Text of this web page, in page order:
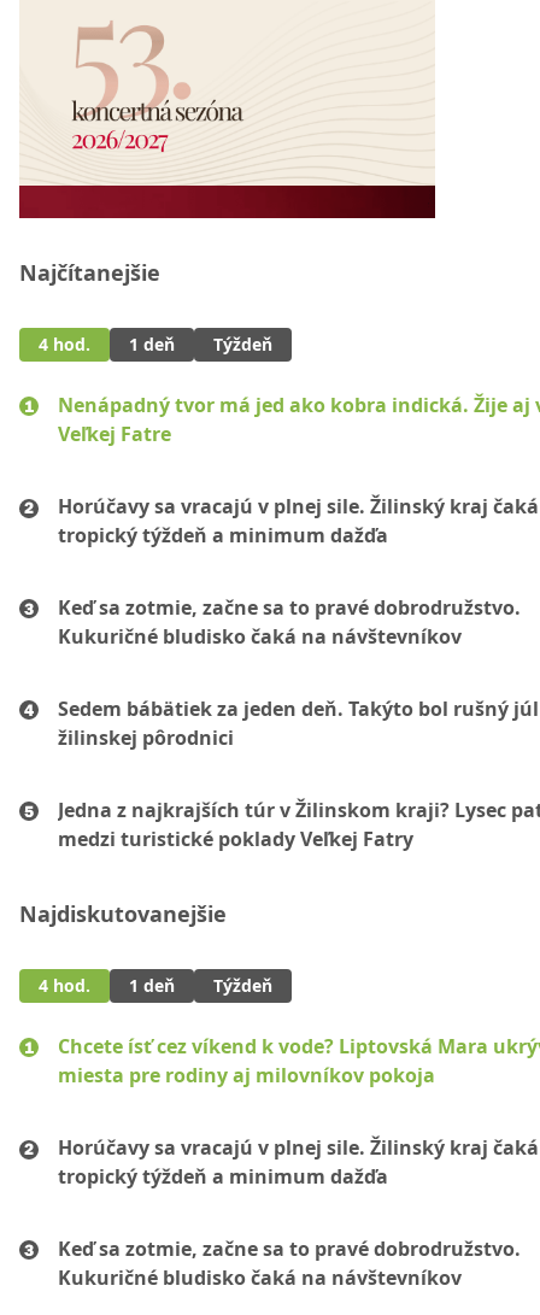
Najčítanejšie
4 hod. 1 deň Týždeň
Nenápadný tvor má jed ako kobra indická. Žije aj
Veľkej Fatre
Horúčavy sa vracajú v plnej sile. Žilinský kraj čaká
tropický týždeň a minimum dažďa
Keď sa zotmie, začne sa to pravé dobrodružstvo.
Kukuričné bludisko čaká na návštevníkov
Sedem bábätiek za jeden deň. Takýto bol rušný
žilinskej pôrodnici
Jedna z najkrajších túr v Žilinskom kraji? Lysec
medzi turistické poklady Veľkej Fatry
Najdiskutovanejšie
4 hod. 1 deň Týždeň
Chcete ísť cez víkend k vode? Liptovská Mara
miesta pre rodiny aj milovníkov pokoja
Horúčavy sa vracajú v plnej sile. Žilinský kraj čaká
tropický týždeň a minimum dažďa
Keď sa zotmie, začne sa to pravé dobrodružstvo.
Kukuričné bludisko čaká na návštevníkov